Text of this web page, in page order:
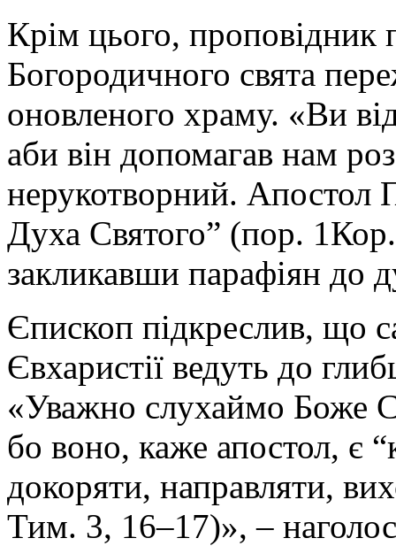
Крім цього, проповідник
Богородичного свята
оновленого храму. «Ви
аби він допомагав нам
нерукотворний. Апостол
Духа Святого” (пор.
закликавши парафіян до
Єпископ підкреслив, що
Євхаристії ведуть до
«Уважно слухаймо Боже
бо воно, каже апостол, є
докоряти, направляти,
Тим. 3, 16–17)», –